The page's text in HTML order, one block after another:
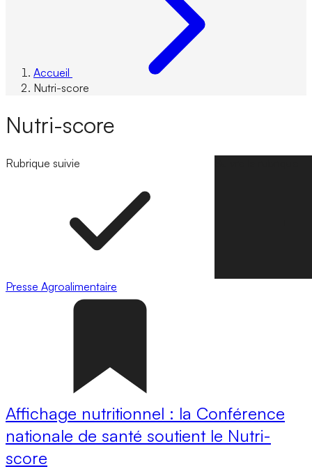
Accueil
Nutri-score
Nutri-score
Rubrique suivie
Presse Agroalimentaire
Affichage nutritionnel : la Conférence
nationale de santé soutient le Nutri-
score